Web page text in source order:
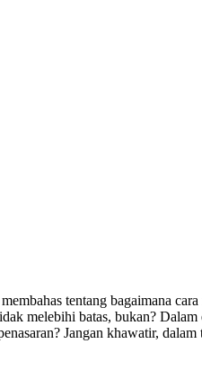
tentang bagaimana
melebihi batas, bukan?
Jangan khawatir,